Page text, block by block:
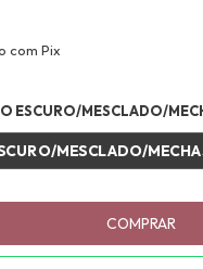
com Pix
ESCURO/MESCLADO/
MESCLADO/